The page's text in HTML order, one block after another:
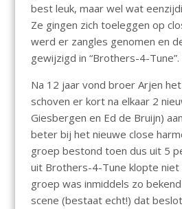
best leuk, maar wel wat
Ze gingen zich toeleggen op
werd er zangles genomen en
gewijzigd in “Brothers-4-Tune”.
Na 12 jaar vond broer Arjen
schoven er kort na elkaar 2
Giesbergen en Ed de Bruijn)
beter bij het nieuwe close
groep bestond toen dus uit 5
uit Brothers-4-Tune klopte niet
groep was inmiddels zo
scene (bestaat echt!) dat